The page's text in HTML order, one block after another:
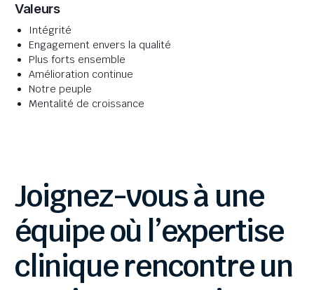
Valeurs
Intégrité
Engagement envers la qualité
Plus forts ensemble
Amélioration continue
Notre peuple
Mentalité de croissance
Joignez-vousà une
équipeoù l’expertise
cliniquerencontreun